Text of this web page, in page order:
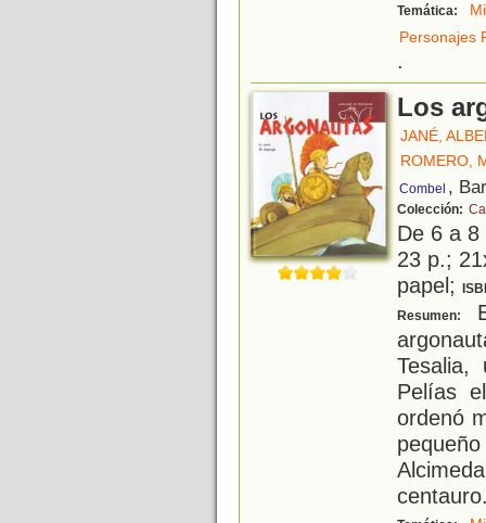
Temática:
Personajes
.
Los
JANÉ,
ROMERO,
Combel ,
Colección:
De 6 a
23 p.;
papel;
Resumen:
Tesalia,
Pelías
ordenó
centauro